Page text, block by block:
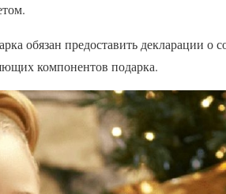
обязан предоставить декларации о
компонентов подарка.